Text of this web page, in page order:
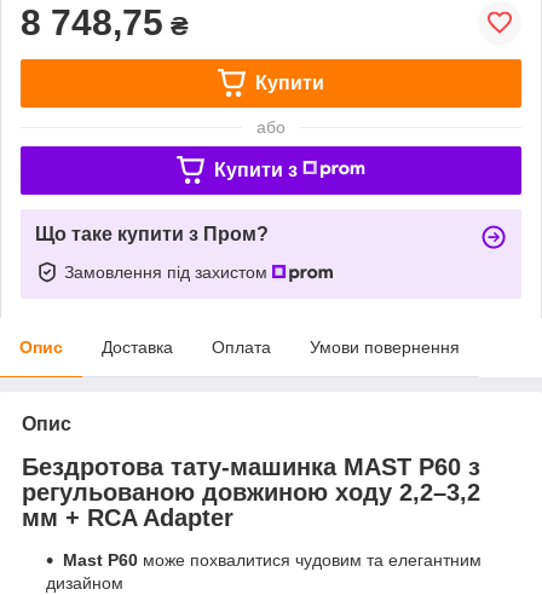
8 748,75 ₴
Купити
або
Купити з
Що таке купити з Пром?
Замовлення під захистом
Опис Доставка Оплата Умови повернення
Опис
Бездротова тату-машинка MAST P60 з
регульованою довжиною ходу 2,2–3,2
мм + RCA Adapter
Mast P60 може похвалитися чудовим та елегантним
дизайном